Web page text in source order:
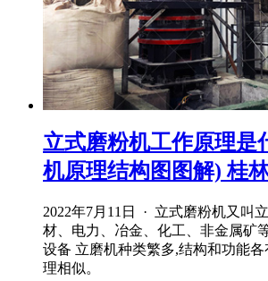
立式磨粉机工作原理是
机原理结构图图解) 桂
2022年7月11日 · 立式磨粉机又叫
材、电力、冶金、化工、非金属矿
设备 立磨机种类繁多,结构和功能
理相似。